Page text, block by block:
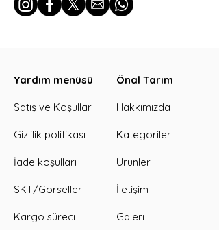
Yardım menüsü
Satış ve Koşullar
Gizlilik politikası
İade koşulları
SKT/Görseller
Kargo süreci
Önal Tarım
Hakkımızda
Kategoriler
Ürünler
İletişim
Galeri